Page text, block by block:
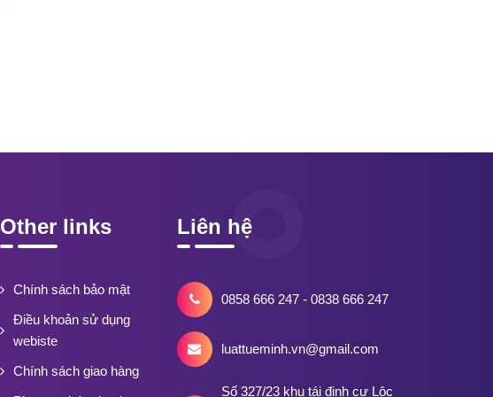
Other links
Chính sách bảo mật
Điều khoản sử dụng
webiste
Chính sách giao hàng
Liên hệ
0858 666 247 - 0838 666 247
luattueminh.vn@gmail.com
Số 327/23 khu tái định cư Lộc